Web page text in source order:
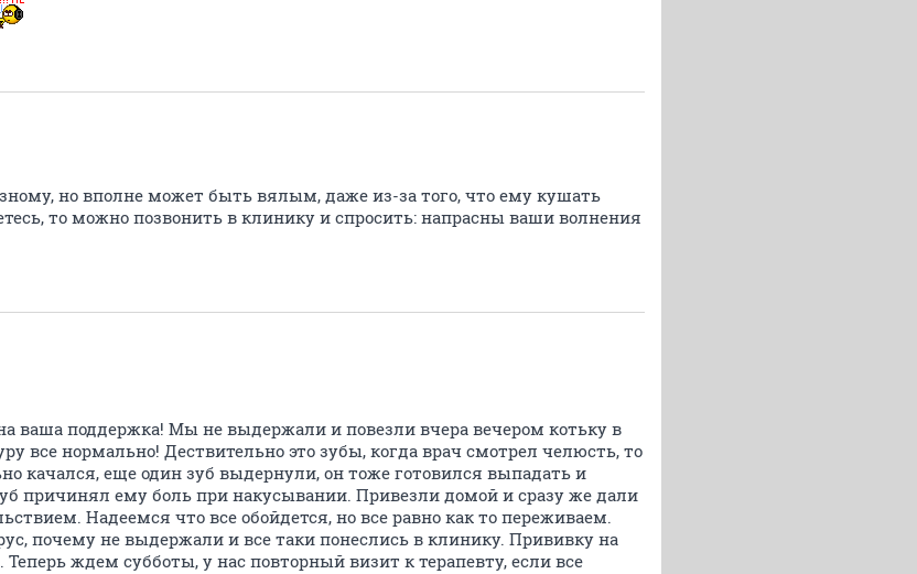
но вполне может быть вялым, даже из-за того, что ему кушать
то можно позвонить в клинику и спросить: напрасны ваши волнения
ваша поддержка! Мы не выдержали и повезли вчера вечером котьку в
все нормально! Дествительно это зубы, когда врач смотрел челюсть, то
качался, еще один зуб выдернули, он тоже готовился выпадать и
причинял ему боль при накусывании. Привезли домой и сразу же дали
Надеемся что все обойдется, но все равно как то переживаем.
почему не выдержали и все таки понеслись в клинику. Прививку на
ждем субботы, у нас повторный визит к терапевту, если все